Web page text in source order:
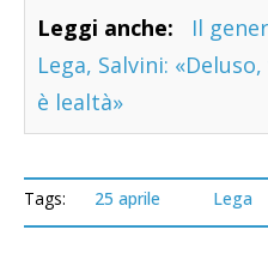
Leggi anche:
Il
Lega, Salvini:
è lealtà»
Tags: 25 aprile Lega